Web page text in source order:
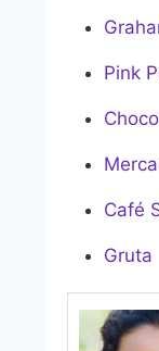
Pink
Café
Gruta